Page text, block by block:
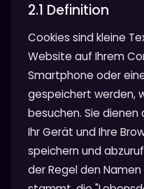
2.1 Definition
Cookies sind kleine
Website auf Ihrem
Smartphone oder
gespeichert werden,
besuchen. Sie
Ihr Gerät und Ihre
speichern und
der Regel den